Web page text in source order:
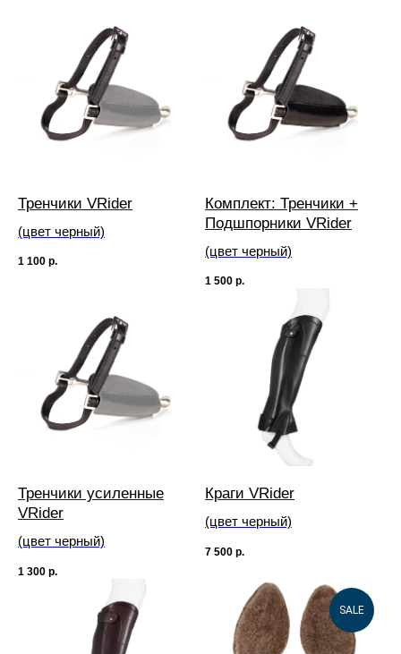
Тренчики VRider
(цвет черный)
1 100 р.
Комплект: Тренчики +
Подшпорники VRider
(цвет черный)
1 500 р.
Тренчики усиленные
VRider
(цвет черный)
1 300 р.
Краги VRider
(цвет черный)
7 500 р.
SALE